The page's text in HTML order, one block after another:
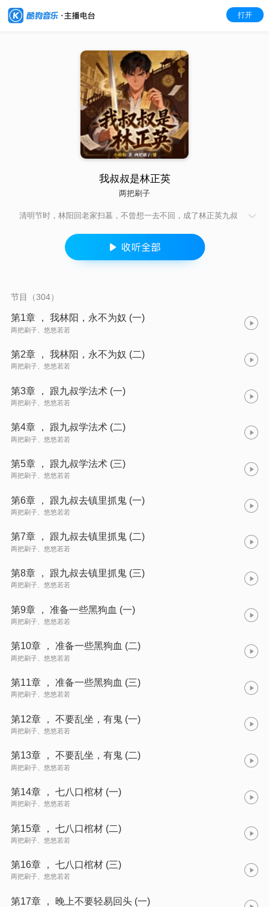
打开
我叔叔是林正英
两把刷子
清明节时，林阳回老家扫墓，不曾想一去不回，成了林正英九叔
节目（304）
第1章 ， 我林阳，永不为奴 (一)
两把刷子、悠悠若若
第2章 ， 我林阳，永不为奴 (二)
两把刷子、悠悠若若
第3章 ， 跟九叔学法术 (一)
两把刷子、悠悠若若
第4章 ， 跟九叔学法术 (二)
两把刷子、悠悠若若
第5章 ， 跟九叔学法术 (三)
两把刷子、悠悠若若
第6章 ， 跟九叔去镇里抓鬼 (一)
两把刷子、悠悠若若
第7章 ， 跟九叔去镇里抓鬼 (二)
两把刷子、悠悠若若
第8章 ， 跟九叔去镇里抓鬼 (三)
两把刷子、悠悠若若
第9章 ， 准备一些黑狗血 (一)
两把刷子、悠悠若若
第10章 ， 准备一些黑狗血 (二)
两把刷子、悠悠若若
第11章 ， 准备一些黑狗血 (三)
两把刷子、悠悠若若
第12章 ， 不要乱坐，有鬼 (一)
两把刷子、悠悠若若
第13章 ， 不要乱坐，有鬼 (二)
两把刷子、悠悠若若
第14章 ， 七八口棺材 (一)
两把刷子、悠悠若若
第15章 ， 七八口棺材 (二)
两把刷子、悠悠若若
第16章 ， 七八口棺材 (三)
两把刷子、悠悠若若
第17章 ， 晚上不要轻易回头 (一)